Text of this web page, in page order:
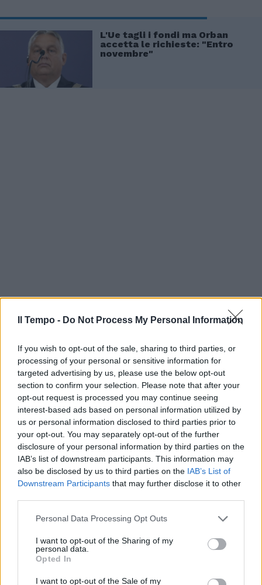
Il Tempo - Do Not Process My Personal Information
If you wish to opt-out of the sale, sharing to third parties, or
processing of your personal or sensitive information for
targeted advertising by us, please use the below opt-out
section to confirm your selection. Please note that after your
opt-out request is processed you may continue seeing
interest-based ads based on personal information utilized by
us or personal information disclosed to third parties prior to
your opt-out. You may separately opt-out of the further
disclosure of your personal information by third parties on the
IAB’s list of downstream participants. This information may
also be disclosed by us to third parties on the IAB’s List of
Downstream Participants that may further disclose it to other
Personal Data Processing Opt Outs
I want to opt-out of the Sharing of my
personal data.
Opted In
I want to opt-out of the Sale of my
L'Ue tagli i fondi ma Orban
accetta le richieste: "Entro
novembre"